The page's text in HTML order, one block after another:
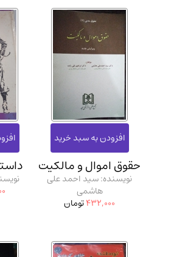
حقوق اموال و مالکیت
نویسنده: سید احمد علی
هاشمی
432,000تومان